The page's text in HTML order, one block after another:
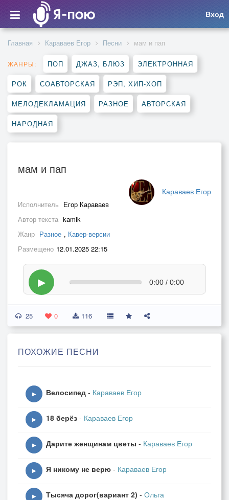
Вход
Главная Караваев Егор Песни мам и пап
ЖАНРЫ: ПОП ДЖАЗ, БЛЮЗ ЭЛЕКТРОННАЯ
РОК СОАВТОРСКАЯ РЭП, ХИП-ХОП
МЕЛОДЕКЛАМАЦИЯ РАЗНОЕ АВТОРСКАЯ
НАРОДНАЯ
мам и пап
Караваев Егор
Исполнитель Егор Караваев
Автор текста kamik
Жанр Разное , Кавер-версии
Размещено 12.01.2025 22:15
▶ 0:00 / 0:00
25 0 116
ПОХОЖИЕ ПЕСНИ
▶ Велосипед - Караваев Егор
▶ 18 берёз - Караваев Егор
▶ Дарите женщинам цветы - Караваев Егор
▶ Я никому не верю - Караваев Егор
▶ Тысяча дорог(вариант 2) - Ольга